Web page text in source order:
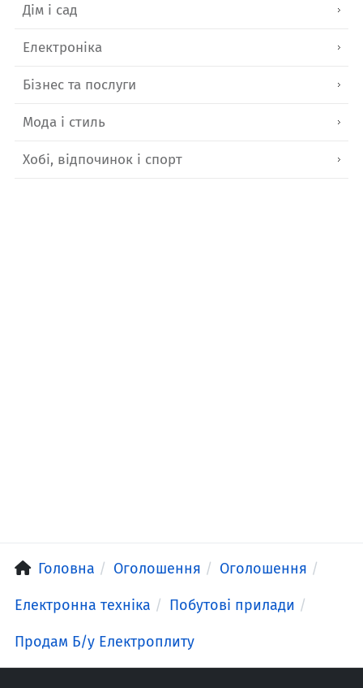
Дім і сад
Електроніка
Бізнес та послуги
Мода і стиль
Хобі, відпочинок і спорт
Головна Оголошення Оголошення
Електронна техніка Побутові прилади
Продам Б/у Електроплиту